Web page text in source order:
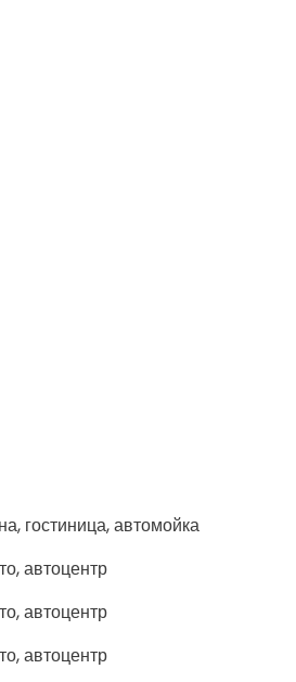
гостиница, автомойка
автоцентр
автоцентр
автоцентр